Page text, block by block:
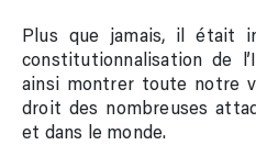
Plus que jamais, il était
constitutionnalisation de
ainsi montrer toute notre
droit des nombreuses
et dans le monde.